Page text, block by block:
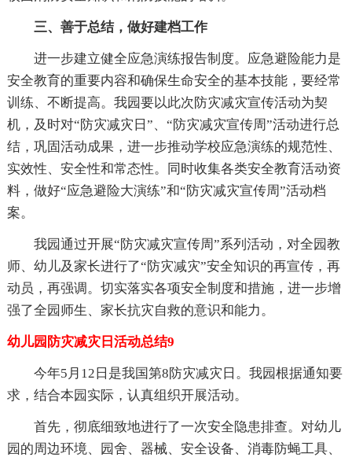
三、善于总结，做好建档工作
进一步建立健全应急演练报告制度。应急避险能力是
安全教育的重要内容和确保生命安全的基本技能，要经常
训练、不断提高。我园要以此次防灾减灾宣传活动为契
机，及时对“防灾减灾日”、“防灾减灾宣传周”活动进行总
结，巩固活动成果，进一步推动学校应急演练的规范性、
实效性、安全性和常态性。同时收集各类安全教育活动资
料，做好“应急避险大演练”和“防灾减灾宣传周”活动档
案。
我园通过开展“防灾减灾宣传周”系列活动，对全园教
师、幼儿及家长进行了“防灾减灾”安全知识的再宣传，再
动员，再强调。切实落实各项安全制度和措施，进一步增
强了全园师生、家长抗灾自救的意识和能力。
幼儿园防灾减灾日活动总结9
今年5月12日是我国第8防灾减灾日。我园根据通知要
求，结合本园实际，认真组织开展活动。
首先，彻底细致地进行了一次安全隐患排查。对幼儿
园的周边环境、园舍、器械、安全设备、消毒防蝇工具、